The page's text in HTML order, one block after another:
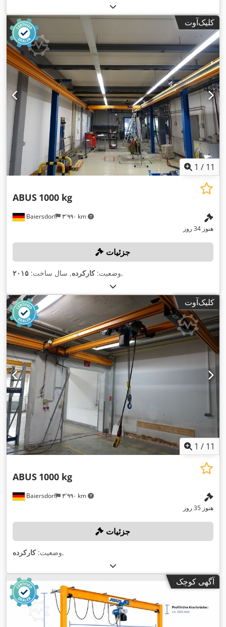
کلیک‌آوت
1 / 11
Baiersdorf ۳٬۹۹۰ km
ABUS 1000 kg
هنوز 34 روز
جزئیات
وضعیت:کارکرده, سال ساخت: ۲۰۱۵ ,
کلیک‌آوت
1 / 11
Baiersdorf ۳٬۹۹۰ km
ABUS 1000 kg
هنوز 35 روز
جزئیات
وضعیت:کارکرده ,
آگهی کوچک